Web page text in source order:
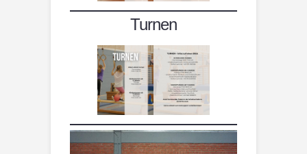
Turnen